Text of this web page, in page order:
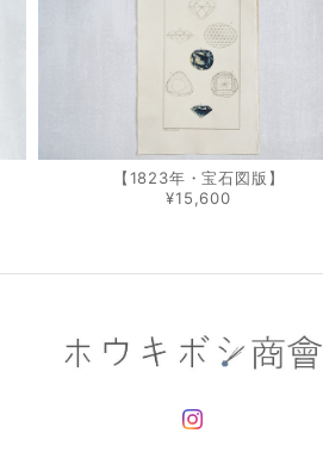
【1823年・宝石図版】
¥15,600